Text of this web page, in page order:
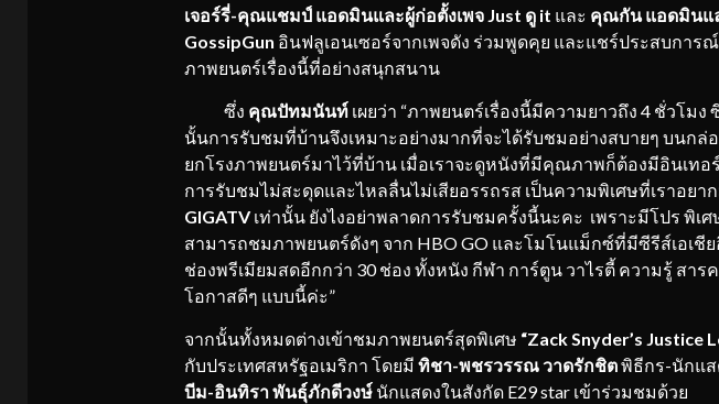
เจอร์รี่-คุณแชมป์ แอดมินและผู้ก่อตั้งเพจ Just ดู it และ คุณกัน แอดมินแ
GossipGun อินฟลูเอนเซอร์จากเพจดัง ร่วมพูดคุย และแชร์ประสบการ
ภาพยนตร์เรื่องนี้ที่อย่างสนุกสนาน
ซึ่ง คุณปัทมนันท์เผยว่า “ภาพยนตร์เรื่องนี้มีความยาวถึง 4 ชั่วโมง
นั้นการรับชมที่บ้านจึงเหมาะอย่างมากที่จะได้รับชมอย่างสบายๆ บนกล่
ยกโรงภาพยนตร์มาไว้ที่บ้าน เมื่อเราจะดูหนังที่มีคุณภาพก็ต้องมีอินเท
การรับชมไม่สะดุดและไหลลื่นไม่เสียอรรถรส เป็นความพิเศษที่เราอย
GIGATVเท่านั้น ยังไงอย่าพลาดการรับชมครั้งนี้นะคะ เพราะมีโปร พิเศ
สามารถชมภาพยนตร์ดังๆ จาก HBO GO และโมโนแม็กซ์ที่มีซีรีส์เอเชีย
ช่องพรีเมียมสดอีกกว่า 30 ช่อง ทั้งหนัง กีฬา การ์ตูน วาไรตี้ ความรู้ สา
โอกาสดีๆ แบบนี้ค่ะ”
จากนั้นทั้งหมดต่างเข้าชมภาพยนตร์สุดพิเศษ “Zack Snyder’s Justice
กับประเทศสหรัฐอเมริกา โดยมี ทิชา-พชรวรรณ วาดรักชิตพิธีกร-นักแส
บีม-อินทิรา พันธุ์ภักดีวงษ์ นักแสดงในสังกัด E29 star เข้าร่วมชมด้วย